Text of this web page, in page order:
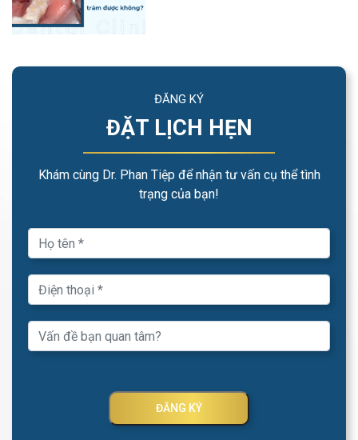
ĐĂNG KÝ
ĐẶT LỊCH HẸN
Khám cùng Dr. Phan Tiệp để nhận tư vấn cụ thể tình
trạng của bạn!
ĐĂNG KÝ